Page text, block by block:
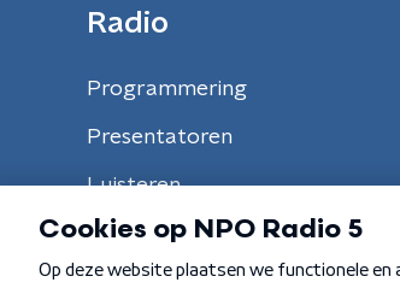
Radio
Programmering
Presentatoren
Luisteren